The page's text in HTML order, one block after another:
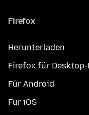
Firefox
Herunterladen
Firefox für Desktop-
Für Android
Für iOS